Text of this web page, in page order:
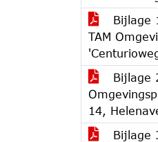
Bijlage
TAM
Bijlage
14,
Bijlage